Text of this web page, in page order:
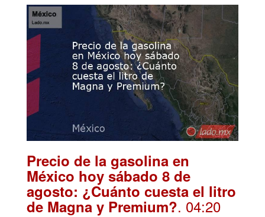
Precio de la gasolina en
México hoy sábado 8 de
agosto: ¿Cuánto cuesta el litro
de Magna y Premium?. 04:20